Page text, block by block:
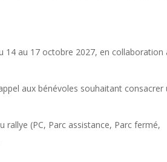
14 au 17 octobre 2027, en collaboration
aux bénévoles souhaitant consacrer
rallye (PC, Parc assistance, Parc fermé,